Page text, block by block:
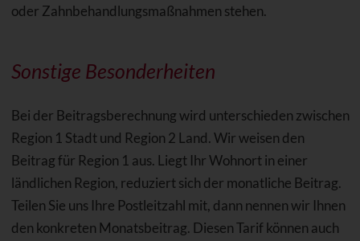
oder Zahnbehandlungsmaßnahmen stehen.
Sonstige Besonderheiten
Bei der Beitragsberechnung wird unterschieden zwischen
Region 1 Stadt und Region 2 Land. Wir weisen den
Beitrag für Region 1 aus. Liegt Ihr Wohnort in einer
ländlichen Region, reduziert sich der monatliche Beitrag.
Teilen Sie uns Ihre Postleitzahl mit, dann nennen wir Ihnen
den konkreten Monatsbeitrag. Diesen Tarif können auch